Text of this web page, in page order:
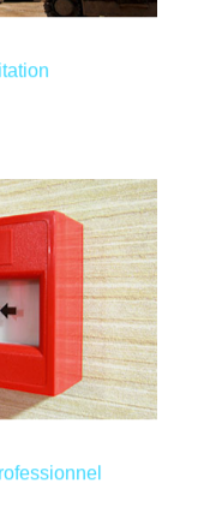
d’une boutique
d’un
l’est
pour les
les risques
que la grêle ou
nature.